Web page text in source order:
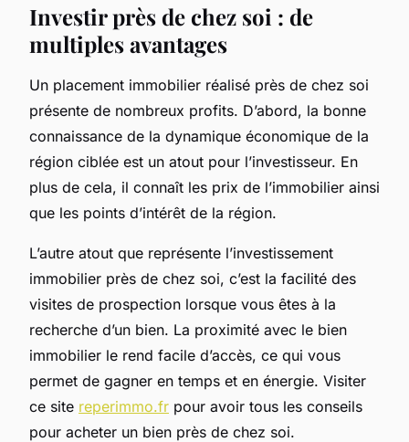
Investir près de chez soi : de
multiples avantages
Un placement immobilier réalisé près de chez soi
présente de nombreux profits. D’abord, la bonne
connaissance de la dynamique économique de la
région ciblée est un atout pour l’investisseur. En
plus de cela, il connaît les prix de l’immobilier ainsi
que les points d’intérêt de la région.
L’autre atout que représente l’investissement
immobilier près de chez soi, c’est la facilité des
visites de prospection lorsque vous êtes à la
recherche d’un bien. La proximité avec le bien
immobilier le rend facile d’accès, ce qui vous
permet de gagner en temps et en énergie. Visiter
ce site reperimmo.fr pour avoir tous les conseils
pour acheter un bien près de chez soi.